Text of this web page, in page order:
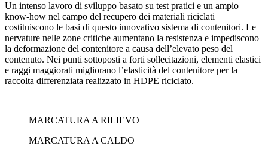
Un intenso lavoro di sviluppo basato su test pratici e un ampio
know-how nel campo del recupero dei materiali riciclati
costituiscono le basi di questo innovativo sistema di contenitori. Le
nervature nelle zone critiche aumentano la resistenza e impediscono
la deformazione del contenitore a causa dell’elevato peso del
contenuto. Nei punti sottoposti a forti sollecitazioni, elementi elastici
e raggi maggiorati migliorano l’elasticità del contenitore per la
raccolta differenziata realizzato in HDPE riciclato.
MARCATURA A RILIEVO
MARCATURA A CALDO